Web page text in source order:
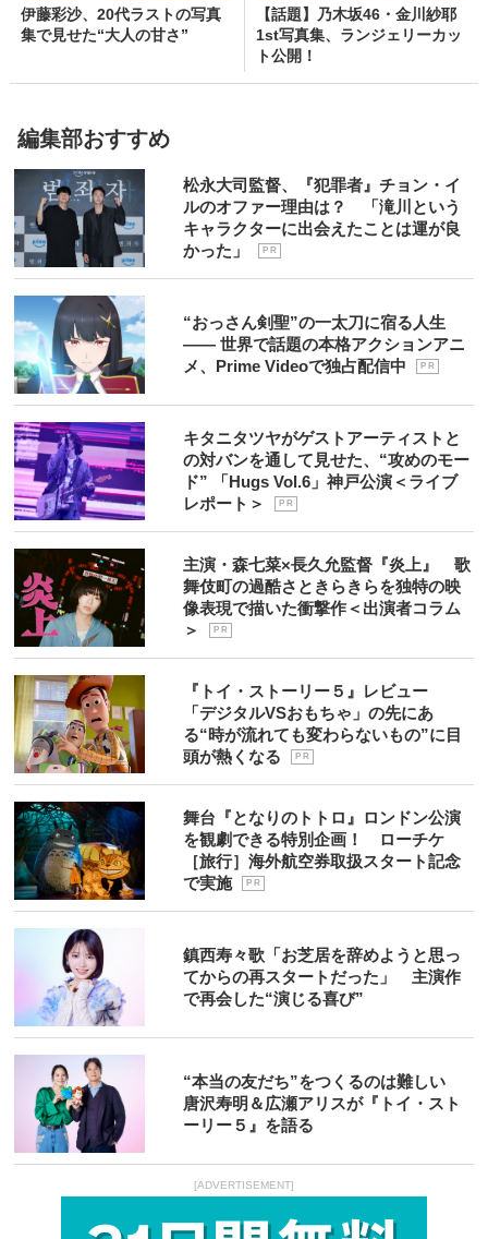
伊藤彩沙、20代ラストの写真
集で見せた“大人の甘さ”
【話題】乃木坂46・金川紗耶
1st写真集、ランジェリーカッ
ト公開！
編集部おすすめ
松永大司監督、『犯罪者』チョン・イ
ルのオファー理由は？ 「滝川という
キャラクターに出会えたことは運が良
かった」
P R
“おっさん剣聖”の一太刀に宿る人生
―― 世界で話題の本格アクションアニ
メ、Prime Videoで独占配信中
P R
キタニタツヤがゲストアーティストと
の対バンを通して見せた、“攻めのモー
ド” 「Hugs Vol.6」神戸公演＜ライブ
レポート＞
P R
主演・森七菜×長久允監督『炎上』 歌
舞伎町の過酷さときらきらを独特の映
像表現で描いた衝撃作＜出演者コラム
＞
P R
『トイ・ストーリー５』レビュー
「デジタルVSおもちゃ」の先にあ
る“時が流れても変わらないもの”に目
頭が熱くなる
P R
舞台『となりのトトロ』ロンドン公演
を観劇できる特別企画！ ローチケ
［旅行］海外航空券取扱スタート記念
で実施
P R
鎮西寿々歌「お芝居を辞めようと思っ
てからの再スタートだった」 主演作
で再会した“演じる喜び”
“本当の友だち”をつくるのは難しい
唐沢寿明＆広瀬アリスが『トイ・スト
ーリー５』を語る
[ADVERTISEMENT]